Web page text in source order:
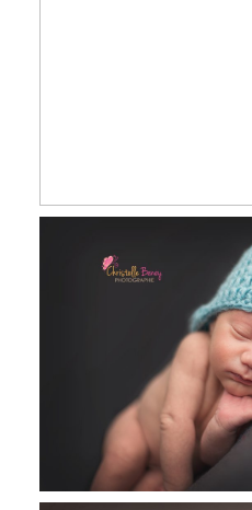
Arthur, 4